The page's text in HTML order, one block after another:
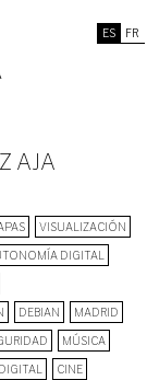
ES FR
AJA
VISUALIZACIÓN
DIGITAL
DEBIAN MADRID
MÚSICA
CINE